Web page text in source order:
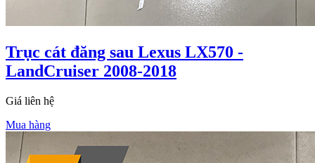
Trục cát đăng sau Lexus LX570 -
LandCruiser 2008-2018
Giá liên hệ
Mua hàng